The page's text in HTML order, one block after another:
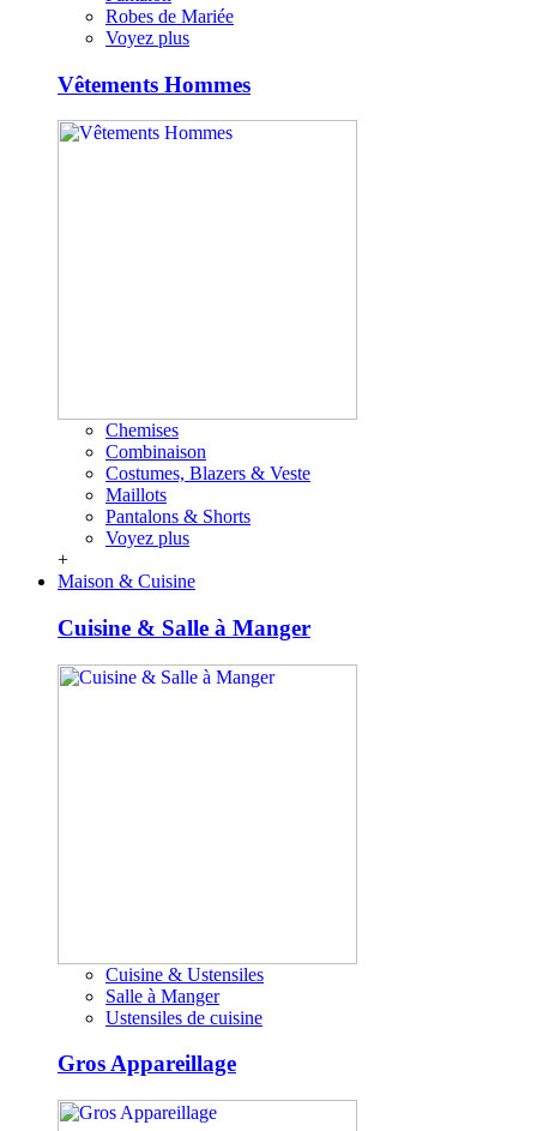
Robes de Mariée
Voyez plus
Vêtements Hommes
Chemises
Combinaison
Costumes, Blazers & Veste
Maillots
Pantalons & Shorts
Voyez plus
+
Maison & Cuisine
Cuisine & Salle à Manger
Cuisine & Ustensiles
Salle à Manger
Ustensiles de cuisine
Gros Appareillage